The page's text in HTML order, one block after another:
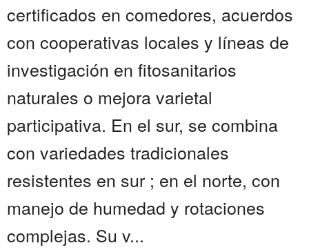
certificados en comedores, acuerdos
con cooperativas locales y líneas de
investigación en fitosanitarios
naturales o mejora varietal
participativa. En el sur, se combina
con variedades tradicionales
resistentes en sur ; en el norte, con
manejo de humedad y rotaciones
complejas. Su v...